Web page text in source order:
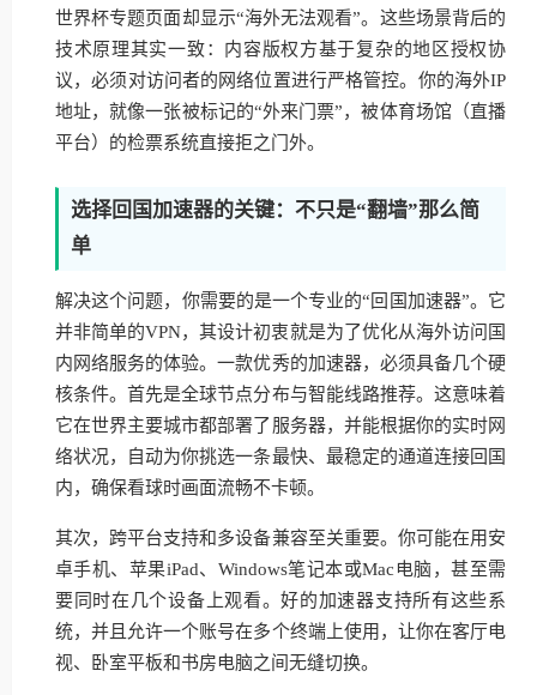
世界杯专题页面却显示“海外无法观看”。这些场景背后的
技术原理其实一致：内容版权方基于复杂的地区授权协
议，必须对访问者的网络位置进行严格管控。你的海外IP
地址，就像一张被标记的“外来门票”，被体育场馆（直播
平台）的检票系统直接拒之门外。
选择回国加速器的关键：不只是“翻墙”那么简
单
解决这个问题，你需要的是一个专业的“回国加速器”。它
并非简单的VPN，其设计初衷就是为了优化从海外访问国
内网络服务的体验。一款优秀的加速器，必须具备几个硬
核条件。首先是全球节点分布与智能线路推荐。这意味着
它在世界主要城市都部署了服务器，并能根据你的实时网
络状况，自动为你挑选一条最快、最稳定的通道连接回国
内，确保看球时画面流畅不卡顿。
其次，跨平台支持和多设备兼容至关重要。你可能在用安
卓手机、苹果iPad、Windows笔记本或Mac电脑，甚至需
要同时在几个设备上观看。好的加速器支持所有这些系
统，并且允许一个账号在多个终端上使用，让你在客厅电
视、卧室平板和书房电脑之间无缝切换。